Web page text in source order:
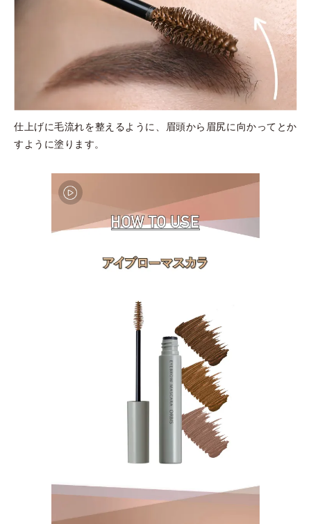
仕上げに毛流れを整えるように、眉頭から眉尻に向かってとか
すように塗ります。